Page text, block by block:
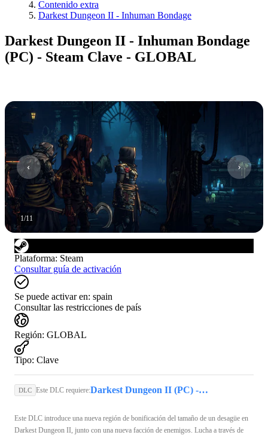
Contenido extra
Darkest Dungeon II - Inhuman Bondage
Darkest Dungeon II - Inhuman Bondage
(PC) - Steam Clave - GLOBAL
1/11
Plataforma: Steam
Consultar guía de activación
Se puede activar en: spain
Consultar las restricciones de país
Región: GLOBAL
Tipo: Clave
DLC Este DLC requiere: Darkest Dungeon II (PC) - Steam Key - GLOBAL
Este DLC introduce una nueva región de bonificación del tamaño de un desagüe en
Darkest Dungeon II, junto con una nueva facción de enemigos. Lucha a través de